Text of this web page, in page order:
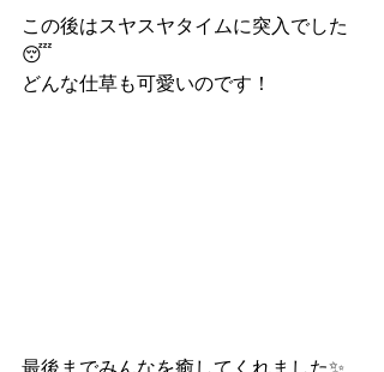
この後はスヤスヤタイムに突入でした
😴
どんな仕草も可愛いのです！